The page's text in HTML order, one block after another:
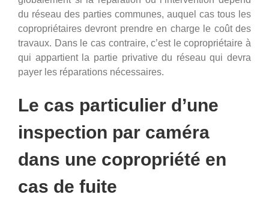
du réseau des parties communes, auquel cas tous les
copropriétaires devront prendre en charge le coût des
travaux. Dans le cas contraire, c’est le copropriétaire à
qui appartient la partie privative du réseau qui devra
payer les réparations nécessaires.
Le cas particulier d’une
inspection par caméra
dans une copropriété en
cas de fuite